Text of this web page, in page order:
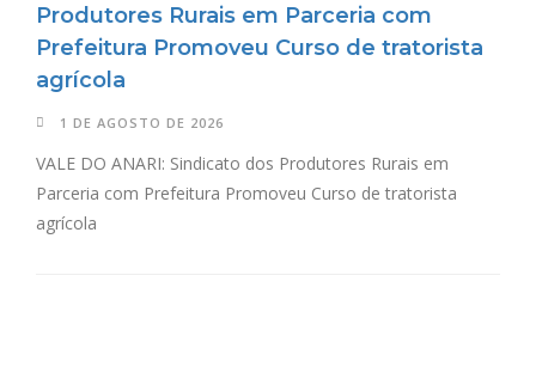
Produtores Rurais em Parceria com
Prefeitura Promoveu Curso de tratorista
agrícola
1 DE AGOSTO DE 2026
VALE DO ANARI: Sindicato dos Produtores Rurais em
Parceria com Prefeitura Promoveu Curso de tratorista
agrícola